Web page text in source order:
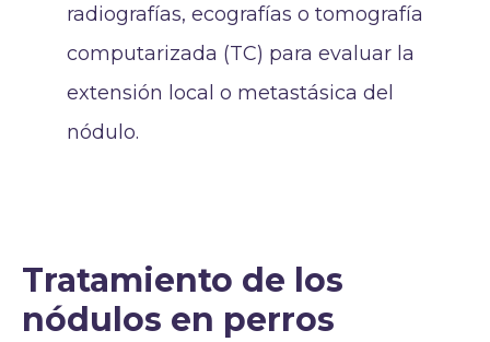
radiografías, ecografías o tomografía
computarizada (TC) para evaluar la
extensión local o metastásica del
nódulo.
Tratamiento de los
nódulos en perros